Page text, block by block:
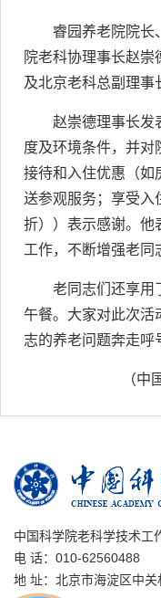
睿园养老院院长
院老科协理事长赵
及北京老科总副理事
赵崇德理事长发
度及环境条件，并对
接待和入住优惠（如
送参观服务；享受入
折））表示感谢。他
工作，不断增强老同
老同志们还享用
午餐。大家对此次活
志的养老问题奔走呼
（中
中国科学院老科学技术工
电 话：010-62560488
地 址：北京市海淀区中